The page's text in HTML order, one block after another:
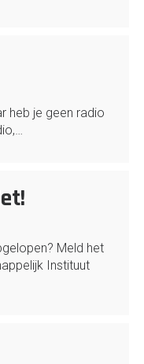
heb je geen radio
Meld het
Instituut